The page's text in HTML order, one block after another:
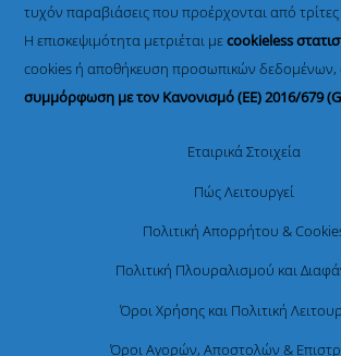
τυχόν παραβιάσεις που προέρχονται από τρίτες
Η επισκεψιμότητα μετριέται μεcookieless
cookies ή αποθήκευση προσωπικών
συμμόρφωση με τον Κανονισμό (ΕΕ) 2016/679
Εταιρικά Στοιχεία
Πώς Λειτουργεί
Πολιτική Απορρήτου &
Πολιτική Πλουραλισμού και
Όροι Χρήσης και Πολιτική
Όροι Αγορών, Αποστολών &